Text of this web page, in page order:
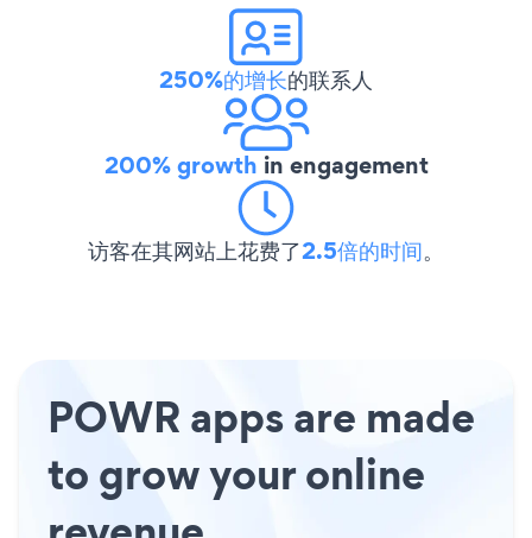
250%的增长的联系人
200% growth in engagement
访客在其网站上花费了2.5倍的时间。
POWR apps are made
to grow your online